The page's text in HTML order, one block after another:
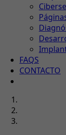
FAQS
CONTACTO